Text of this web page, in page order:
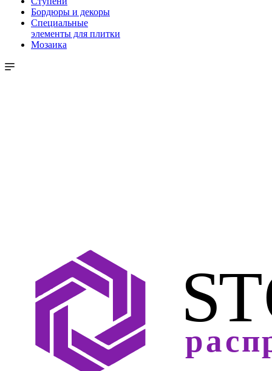
Бордюры и декоры
Специальные
элементы для плитки
Мозаика